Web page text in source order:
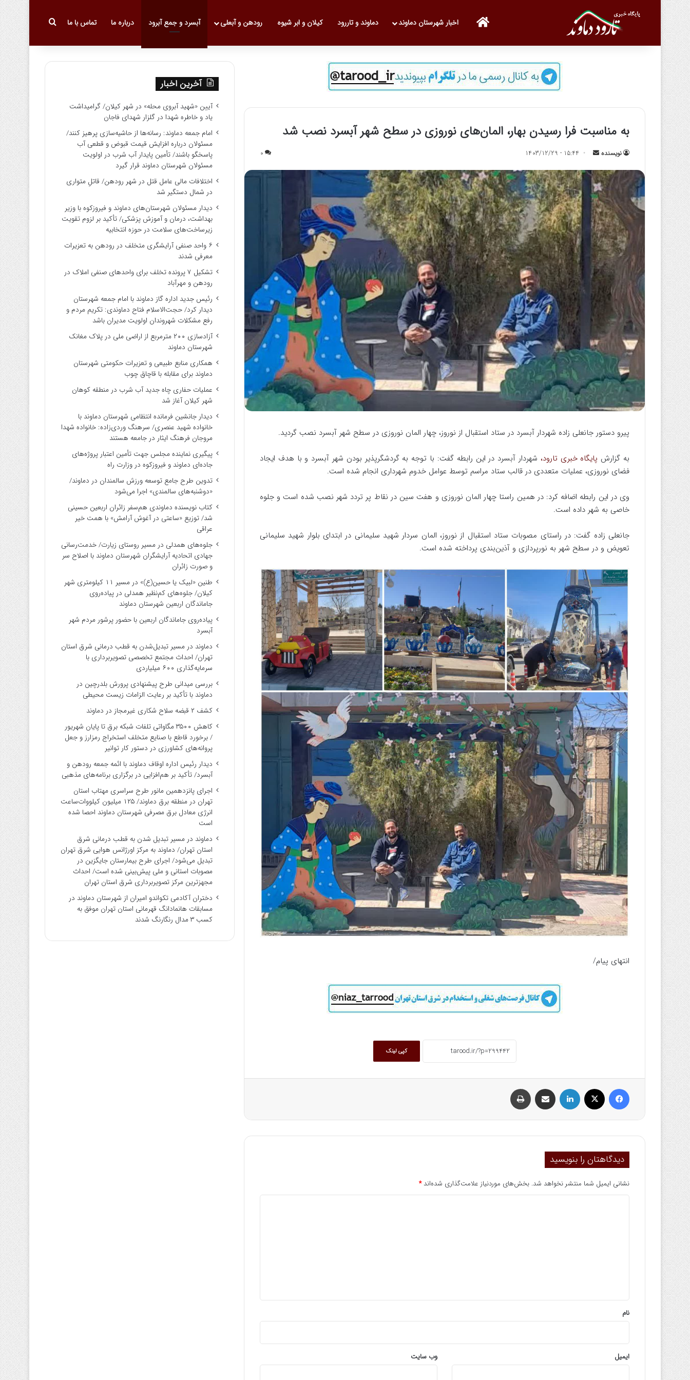
صفحه نخست
اخبار شهرستان دماوند دماوند و تاررود کیلان و ابر شیوه رودهن و آبعلی آبسرد و جمع آبرود درباره ما تماس با ما جستجو برای
به‌ مناسبت فرا رسیدن بهار، المان‌های نوروزی در سطح شهر آبسرد نصب شد
نویسنده
س
ا
ل
ب
ه
ا
م
ی
15:44 - 1403/12/29
0
پیرو دستور جانعلی زاده شهردار آبسرد در ستاد استقبال از نوروز، چهار المان نوروزی در سطح شهر آبسرد نصب گردید.
به گزارش پایگاه خبری تارود، شهردار آبسرد در این رابطه گفت: با توجه به گردشگر‌پذیر بودن شهر آبسرد و با هدف ایجاد
فضای نوروزی، عملیات متعددی در قالب ستاد مراسم توسط عوامل خدوم شهرداری انجام شده است.
وی در این رابطه اضافه کرد: در همین راستا چهار المان نوروزی و هفت سین در نقاط پر تردد شهر نصب شده است و جلوه
خاصی به شهر داده است.
جانعلی زاده گفت: در راستای مصوبات ستاد استقبال از نوروز، المان سردار شهید سلیمانی در ابتدای بلوار شهید سلیمانی
تعویض و در سطح شهر به نورپردازی و آذین‌بندی پرداخته شده است.
انتهای پیام/
کپی لینک
ایکس
دیدگاهتان را بنویسید
نشانی ایمیل شما منتشر نخواهد شد. بخش‌های موردنیاز علامت‌گذاری شده‌اند*
نام
ایمیل وب‌ سایت
آخرین اخبار
آیین «شهید آبروی محله» در شهر کیلان/ گرامیداشت
یاد و خاطره شهدا در گلزار شهدای فاجان
امام جمعه دماوند: رسانه‌ها از حاشیه‌سازی پرهیز کنند/
مسئولان درباره افزایش قیمت قبوض و قطعی آب
پاسخگو باشند/ تأمین پایدار آب شرب در اولویت
مسئولان شهرستان دماوند قرار گیرد
اختلافات مالی عامل قتل در شهر رودهن/ قاتلِ متواری
در شمال دستگیر شد
دیدار مسئولان شهرستان‌های دماوند و فیروزکوه با وزیر
بهداشت، درمان و آموزش پزشکی/ تأکید بر لزوم تقویت
زیرساخت‌های سلامت در حوزه انتخابیه
۶ واحد صنفی آرایشگری متخلف در رودهن به تعزیرات
معرفی شدند
تشکیل ۷ پرونده تخلف برای واحدهای صنفی املاک در
رودهن و مهرآباد
رئیس جدید اداره گاز دماوند با امام جمعه شهرستان
دیدار کرد/ حجت‌الاسلام فتاح دماوندی: تکریم مردم و
رفع مشکلات شهروندان اولویت مدیران باشد
آزادسازی ۲۰۰ مترمربع از اراضی ملی در پلاک مغانک
شهرستان دماوند
همکاری منابع طبیعی و تعزیرات حکومتی شهرستان
دماوند برای مقابله با قاچاق چوب
عملیات حفاری چاه جدید آب شرب در منطقه کوهان
شهر کیلان آغاز شد
دیدار جانشین فرمانده انتظامی شهرستان دماوند با
خانواده شهید عنصری/ سرهنگ وردی‌زاده: خانواده شهدا
مروجان فرهنگ ایثار در جامعه هستند
پیگیری نماینده مجلس جهت تأمین اعتبار پروژه‌های
جاده‌ای دماوند و فیروزکوه در وزارت راه
تدوین طرح جامع توسعه ورزش سالمندان در دماوند/
«دوشنبه‌های سالمندی» اجرا می‌شود
کتاب نویسنده دماوندی هم‌سفر زائران اربعین حسینی
شد/ توزیع «ساعتی در آغوش آرامش» با همت خیر
عراقی
جلوه‌های همدلی در مسیر روستای زیارت/ خدمت‌رسانی
جهادی اتحادیه آرایشگران شهرستان دماوند با اصلاح سر
و صورت زائران
طنین «لبیک یا حسین(ع)» در مسیر ۱۱ کیلومتری شهر
کیلان/ جلوه‌های کم‌نظیر همدلی در پیاده‌روی
جاماندگان اربعین شهرستان دماوند
پیاده‌روی جاماندگان اربعین با حضور پرشور مردم شهر
آبسرد
دماوند در مسیر تبدیل‌شدن به قطب درمانی شرق استان
تهران/ احداث مجتمع تخصصی تصویربرداری با
سرمایه‌گذاری ۶۰۰ میلیاردی
بررسی میدانی طرح پیشنهادی پرورش بلدرچین در
دماوند با تأکید بر رعایت الزامات زیست ‌محیطی
کشف ۲ قبضه سلاح شکاری غیرمجاز در دماوند
کاهش ۳۵۰۰ مگاواتی تلفات شبکه برق تا پایان شهریور
/ برخورد قاطع با صنایع متخلف استخراج رمزارز و جعل
پروانه‌های کشاورزی در دستور کار توانیر
دیدار رئیس اداره اوقاف دماوند با ائمه جمعه رودهن و
آبسرد/ تأکید بر هم‌افزایی در برگزاری برنامه‌های مذهبی
اجرای پانزدهمین مانور طرح سراسری مهتاب استان
تهران در منطقه برق دماوند/ ۱۲۵ میلیون کیلووات‌ساعت
انرژی معادل برق مصرفی شهرستان دماوند احصا شده
است
دماوند در مسیر تبدیل شدن به قطب درمانی شرق
استان تهران/ دماوند به مرکز اورژانس هوایی شرق تهران
تبدیل می‌شود/ اجرای طرح بیمارستان جایگزین در
مصوبات استانی و ملی پیش‌بینی شده است/ احداث
مجهزترین مرکز تصویربرداری شرق استان تهران
دختران آکادمی تکواندو امیران از شهرستان دماوند در
مسابقات هانمادانگ قهرمانی استان تهران موفق به
کسب ۳ مدال رنگارنگ شدند